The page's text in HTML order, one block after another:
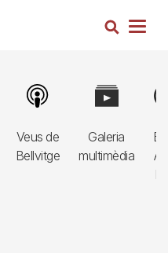
Cerca
Veus de
Bellvitge
Image
Galeria
multimèdia
Image